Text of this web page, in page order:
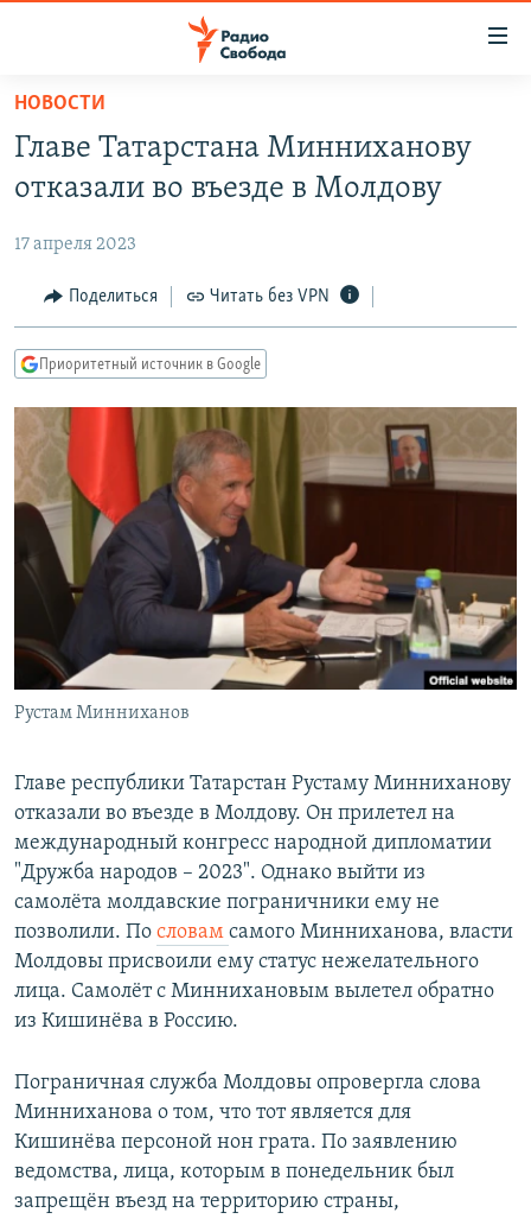
упрощенного
доступа
основному
Вернутся
главной
навигации
Вернутся
поиску
ЦИТАТЫ СВОБОДЫ
МНЕНИЯ
IDEL.РЕАЛИИ
КАВКАЗ.РЕАЛИИ
СЕВЕР.РЕАЛИИ
СИБИРЬ.РЕАЛИИ
РАСПИСАНИЕ ВЕЩАНИЯ
ПОДПИШИТЕСЬ НА РАССЫЛКУ
СОЦИАЛЬНЫЕ СЕТИ
Все сайты РСЕ/РС
НОВОСТИ
Главе Татарстана Минниханову
отказали во въезде в Молдову
17 апреля 2023
Поделиться Читать без VPN
Приоритетный источник в Google
Рустам Минниханов
Главе республики Татарстан Рустаму Минниханову
отказали во въезде в Молдову. Он прилетел на
международный конгресс народной дипломатии
"Дружба народов – 2023". Однако выйти из
самолёта молдавские пограничники ему не
позволили. По словам самого Минниханова, власти
Молдовы присвоили ему статус нежелательного
лица. Самолёт с Миннихановым вылетел обратно
из Кишинёва в Россию.
Пограничная служба Молдовы опровергла слова
Минниханова о том, что тот является для
Кишинёва персоной нон грата. По заявлению
ведомства, лица, которым в понедельник был
запрещён въезд на территорию страны,